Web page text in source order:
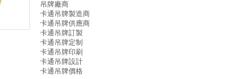
吊牌廠商
卡通吊牌製造商
卡通吊牌供應商
卡通吊牌訂製
卡通吊牌定制
卡通吊牌印刷
卡通吊牌設計
卡通吊牌價格